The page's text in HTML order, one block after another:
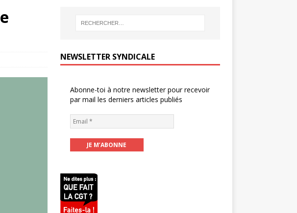
NEWSLETTER SYNDICALE
Abonne-toi à notre newsletter pour recevoir
par mail les derniers articles publiés